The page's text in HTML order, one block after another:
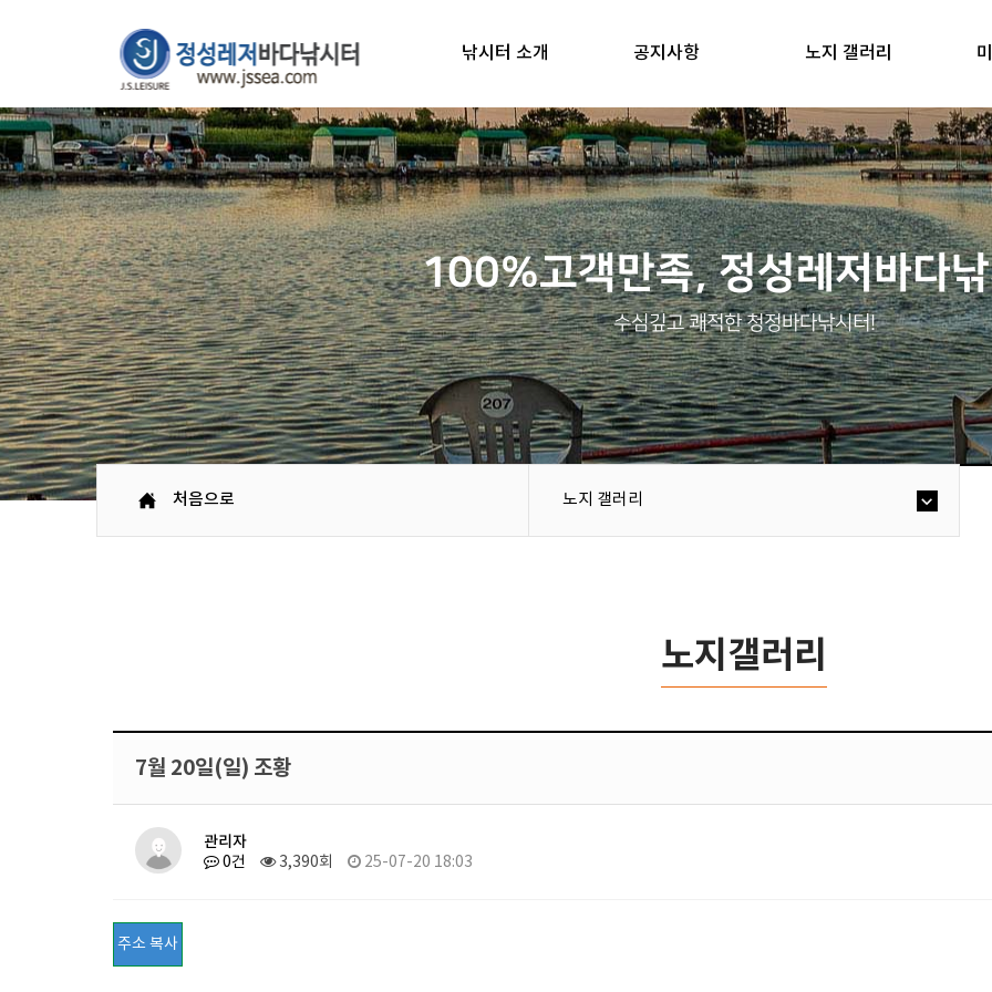
낚시터 소개 공지사항 노지 갤러리
100%고객만족, 정성레저바다
수심깊고 쾌적한 청정바다낚시터!
처음으로 노지 갤러리
노지갤러리
7월 20일(일) 조황
관리자
0건 3,390회 25-07-20 18:03
주소 복사